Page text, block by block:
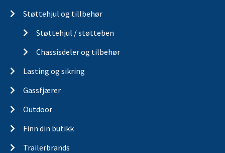
Støttehjul og tillbehør
Støttehjul / støtteben
Chassisdeler og tilbehør
Lasting og sikring
Gassfjærer
Outdoor
Finn din butikk
Trailerbrands